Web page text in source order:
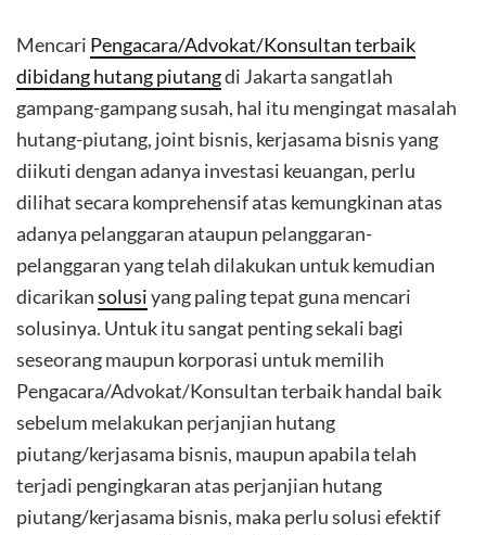
Mencari Pengacara/Advokat/Konsultan terbaik
dibidang hutang piutangdi Jakarta sangatlah
gampang-gampang susah, hal itu mengingat masalah
hutang-piutang, joint bisnis, kerjasama bisnis yang
diikuti dengan adanya investasi keuangan, perlu
dilihat secara komprehensif atas kemungkinan atas
adanya pelanggaran ataupun pelanggaran-
pelanggaran yang telah dilakukan untuk kemudian
dicarikansolusiyang paling tepat guna mencari
solusinya. Untuk itu sangat penting sekali bagi
seseorang maupun korporasi untuk memilih
Pengacara/Advokat/Konsultan terbaik handal baik
sebelum melakukan perjanjian hutang
piutang/kerjasama bisnis, maupun apabila telah
terjadi pengingkaran atas perjanjian hutang
piutang/kerjasama bisnis, maka perlu solusi efektif